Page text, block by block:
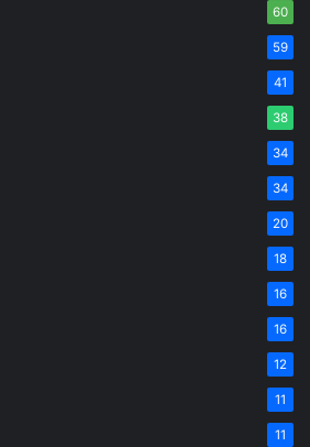
60
59
41
38
34
34
20
18
16
16
12
11
11